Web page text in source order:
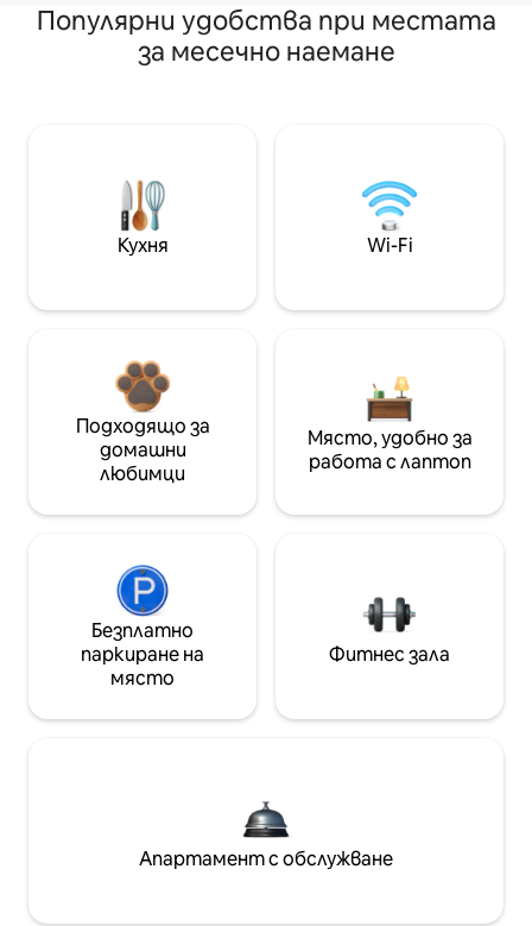
Популярни удобства при местата
за месечно наемане
Кухня Wi-Fi
Подходящо за
домашни
любимци
Място, удобно за
работа с лаптоп
Безплатно
паркиране на
място
Фитнес зала
Апартамент с обслужване